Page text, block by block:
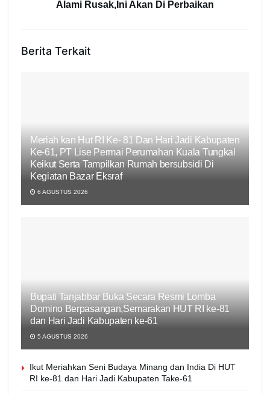
Alami Rusak,Ini Akan Di Perbaikan
Berita Terkait
Meriah kan Hut RI Ke- 81 Dan Hari Jadi Kabupaten
Ke-61, PT Lise Permai Perumahan Kuala Tungkal
Keikut Serta Tampilkan Rumah bersubsidi Di
Kegiatan Bazar Eksraf
6 AGUSTUS 2026
Bupati Tanjabbar Buka Secara Resmi Lomba
Domino Berpasangan,Semarakan HUT RI ke-81
dan Hari Jadi Kabupaten ke-61
5 AGUSTUS 2026
Ikut Meriahkan Seni Budaya Minang dan India Di HUT
RI ke-81 dan Hari Jadi Kabupaten Take-61